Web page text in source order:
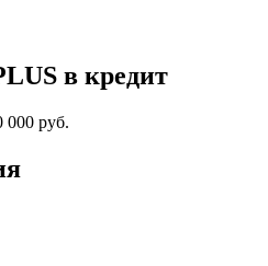
в кредит
000 руб.